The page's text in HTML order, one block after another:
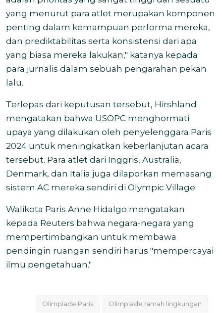
yang menurut para atlet merupakan komponen
penting dalam kemampuan performa mereka,
dan prediktabilitas serta konsistensi dari apa
yang biasa mereka lakukan," katanya kepada
para jurnalis dalam sebuah pengarahan pekan
lalu.
Terlepas dari keputusan tersebut, Hirshland
mengatakan bahwa USOPC menghormati
upaya yang dilakukan oleh penyelenggara Paris
2024 untuk meningkatkan keberlanjutan acara
tersebut. Para atlet dari Inggris, Australia,
Denmark, dan Italia juga dilaporkan memasang
sistem AC mereka sendiri di Olympic Village.
Walikota Paris Anne Hidalgo mengatakan
kepada Reuters bahwa negara-negara yang
mempertimbangkan untuk membawa
pendingin ruangan sendiri harus "mempercayai
ilmu pengetahuan."
Olimpiade Paris Olimpiade ramah lingkungan